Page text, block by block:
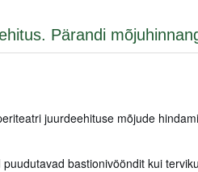
Pärandi
juurdeehituse mõjude
bastionivööndit kui